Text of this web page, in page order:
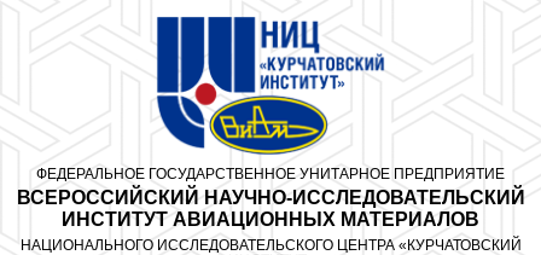
ФЕДЕРАЛЬНОЕ ГОСУДАРСТВЕННОЕ УНИТАРНОЕ ПРЕДПРИЯТИЕ
ВСЕРОССИЙСКИЙ НАУЧНО-ИССЛЕДОВАТЕЛЬСКИЙ
ИНСТИТУТ АВИАЦИОННЫХ МАТЕРИАЛОВ
НАЦИОНАЛЬНОГО ИССЛЕДОВАТЕЛЬСКОГО ЦЕНТРА «КУРЧАТОВСКИЙ